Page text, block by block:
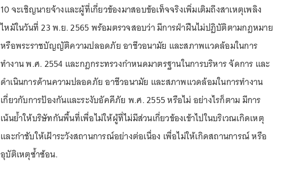
10 จะเชิญนายจ้างและผู้ที่เกี่ยวข้องมาสอบข้อเท็จจริงเพิ่มเติมถึงสาเหตุเพลิง
ไหม้ในวันที่ 23 พ.ย. 2565 พร้อมตรวจสอบว่า มีการฝ่าฝืนไม่ปฏิบัติตามกฎหมาย
หรือพระราชบัญญัติความปลอดภัย อาชีวอนามัย และสภาพแวดล้อมในการ
ทำงาน พ.ศ. 2554 และกฎกระทรวงกำหนดมาตรฐานในการบริหาร จัดการ และ
ดำเนินการด้านความปลอดภัย อาชีวอนามัย และสภาพแวดล้อมในการทำงาน
เกี่ยวกับการป้องกันและระงับอัคคีภัย พ.ศ. 2555 หรือไม่ อย่างไรก็ตาม มีการ
เน้นย้ำให้บริษัทกันพื้นที่เพื่อไม่ให้ผู้ที่ไม่มีส่วนเกี่ยวข้องเข้าไปในบริเวณเกิดเหตุ
และกำชับให้เฝ้าระวังสถานการณ์อย่างต่อเนื่อง เพื่อไม่ให้เกิดสถานการณ์ หรือ
อุบัติเหตุซ้ำซ้อน.